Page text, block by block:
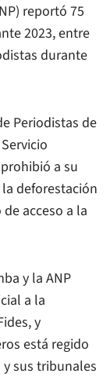
reportó 75
2023, entre
durante
Periodistas de
a su
deforestación
acceso a la
y la ANP
a la
y
está regido
sus tribunales